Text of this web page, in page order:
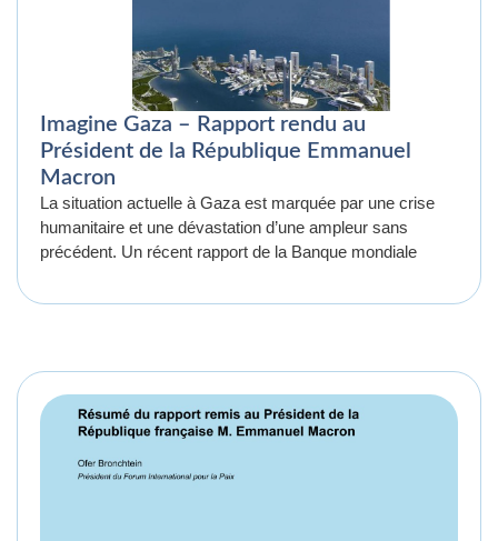
Imagine Gaza – Rapport rendu au
Président de la République Emmanuel
Macron
La situation actuelle à Gaza est marquée par une crise
humanitaire et une dévastation d’une ampleur sans
précédent. Un récent rapport de la Banque mondiale